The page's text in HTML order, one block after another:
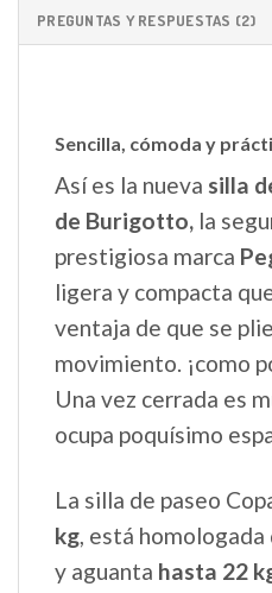
PREGUNTAS Y RESPUESTAS (2)
Sencilla, cómoda y
Así es la nueva silla
de Burigotto, la
prestigiosa marca
ligera y compacta
ventaja de que se
movimiento. ¡como
Una vez cerrada es
ocupa poquísimo
La silla de paseo
kg, está
y aguanta hasta 22